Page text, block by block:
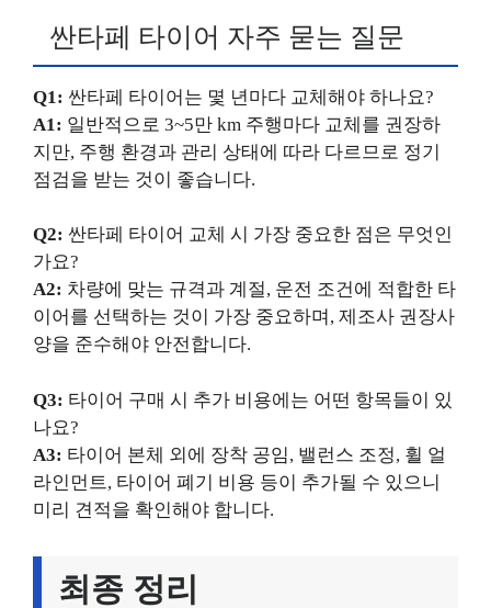
싼타페 타이어 자주 묻는 질문
Q1: 싼타페 타이어는 몇 년마다 교체해야 하나요?
A1: 일반적으로 3~5만 km 주행마다 교체를 권장하
지만, 주행 환경과 관리 상태에 따라 다르므로 정기
점검을 받는 것이 좋습니다.
Q2: 싼타페 타이어 교체 시 가장 중요한 점은 무엇인
가요?
A2: 차량에 맞는 규격과 계절, 운전 조건에 적합한 타
이어를 선택하는 것이 가장 중요하며, 제조사 권장사
양을 준수해야 안전합니다.
Q3: 타이어 구매 시 추가 비용에는 어떤 항목들이 있
나요?
A3: 타이어 본체 외에 장착 공임, 밸런스 조정, 휠 얼
라인먼트, 타이어 폐기 비용 등이 추가될 수 있으니
미리 견적을 확인해야 합니다.
최종 정리